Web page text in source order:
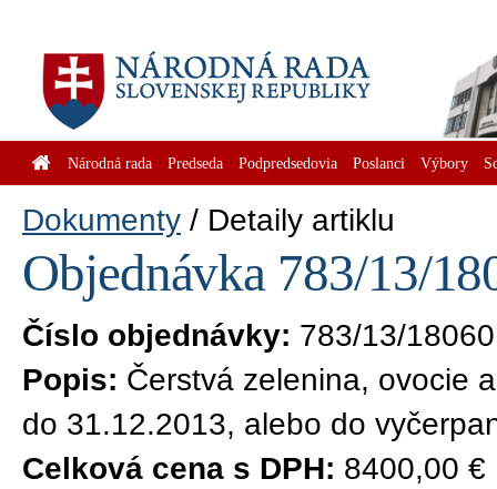
Národná rada Predseda Podpredsedovia Poslanci Výbory
Dokumenty Detaily artiklu
Objednávka 783/13/
Číslo objednávky: 783/13/18060
Popis: Čerstvá zelenina, ovocie
do 31.12.2013, alebo do
Celková cena s DPH: 8400,00 €